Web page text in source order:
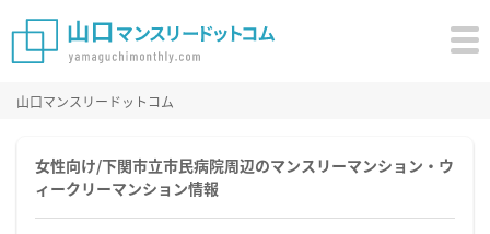
山口マンスリードットコム
女性向け/下関市立市民病院周辺のマンスリーマンション・ウ
ィークリーマンション情報